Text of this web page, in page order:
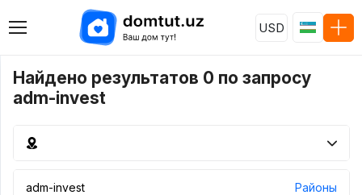
USD
Найдено результатов 0 по запросу
adm-invest
Районы